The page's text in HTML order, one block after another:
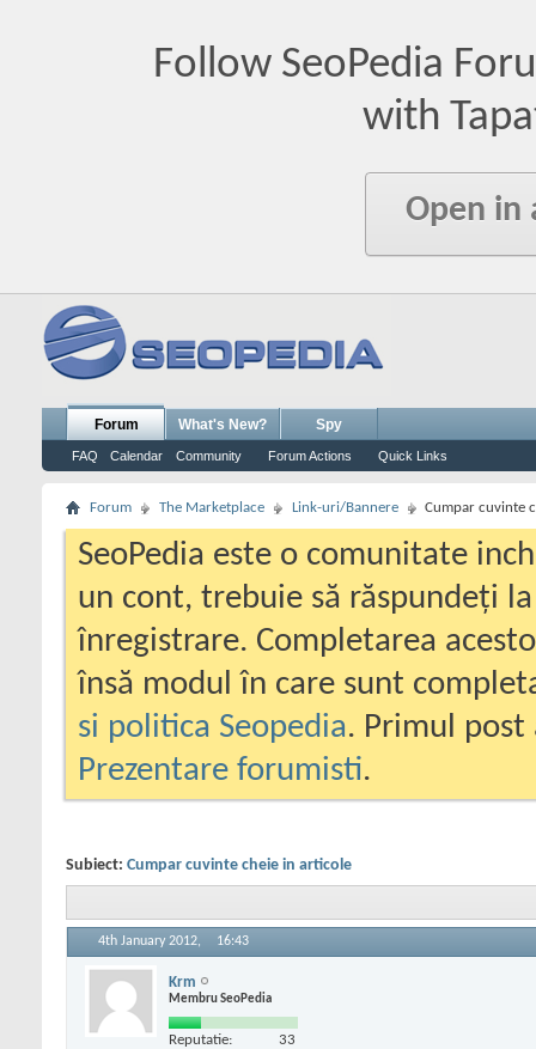
Follow SeoPedia
with
Open in
Forum
FAQ Calendar Community Forum Actions Quick Links
What's New? Spy
Forum The Marketplace Link-uri/Bannere Cumpar cuvinte
SeoPedia este o comunitate
un cont, trebuie să răspundeți
înregistrare. Completarea
însă modul în care sunt
si politica Seopedia. Primul
Prezentare forumisti.
Subiect: Cumpar cuvinte cheie in articole
4th January 2012, 16:43
Krm
Membru SeoPedia
Reputatie: 33